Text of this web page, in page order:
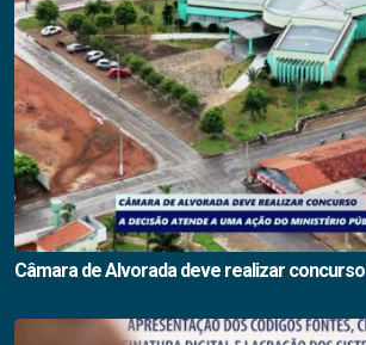
Câmara de Alvorada deve realizar concurso